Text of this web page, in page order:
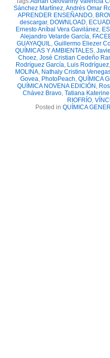
Sánchez Martínez,Andrés Omar
APRENDER ENSEÑANDO,
descargar, DOWNLOAD,
Ernesto Aníbal Vera Gavilánez,
Alejandro Velarde García,
GUAYAQUIL, Guillermo Eliezer
QUÍMICAS Y AMBIENTALES,
Choez, José Cristian Cedeño
Rodríguez García, Luis Rodríguez,
MOLINA, Nathaly Cristina
Govea, PhotoPeach, QUÍMICA
QUÍMICA NOVENA EDICIÓN ,
Chávez Bravo, Tatiana
RIOFRÍO,
Posted in QUÍMICA